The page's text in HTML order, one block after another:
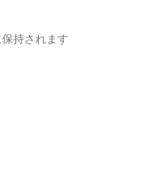
持されます